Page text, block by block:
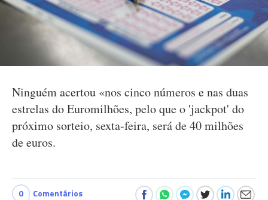
Ninguém acertou «nos cinco números e nas duas
estrelas do Euromilhões, pelo que o 'jackpot' do
próximo sorteio, sexta-feira, será de 40 milhões
de euros.
0 Comentários